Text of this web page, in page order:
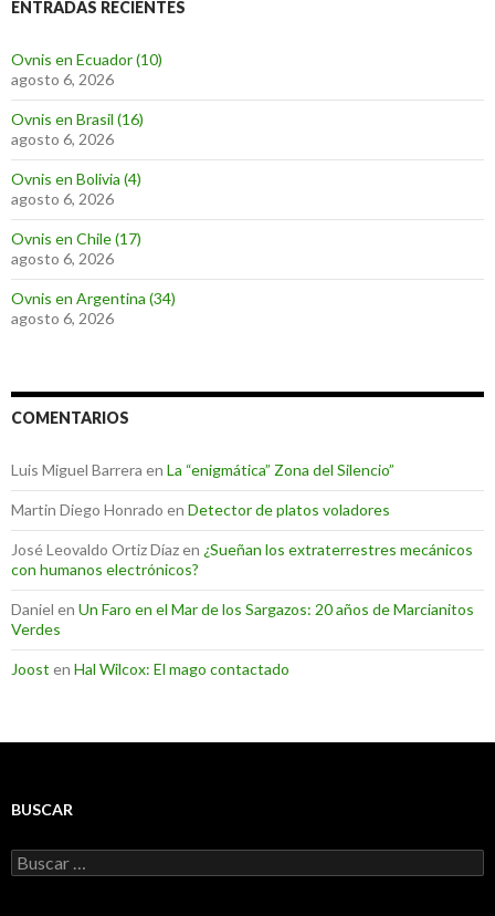
ENTRADAS RECIENTES
Ovnis en Ecuador (10)
agosto 6, 2026
Ovnis en Brasil (16)
agosto 6, 2026
Ovnis en Bolivia (4)
agosto 6, 2026
Ovnis en Chile (17)
agosto 6, 2026
Ovnis en Argentina (34)
agosto 6, 2026
COMENTARIOS
Luis Miguel Barrera en La “enigmática” Zona del Silencio”
Martin Diego Honrado en Detector de platos voladores
José Leovaldo Ortiz Díazen ¿Sueñan los extraterrestres mecánicos
con humanos electrónicos?
Daniel en Un Faro en el Mar de los Sargazos: 20 años de Marcianitos
Verdes
Joost en Hal Wilcox: El mago contactado
BUSCAR
Buscar: